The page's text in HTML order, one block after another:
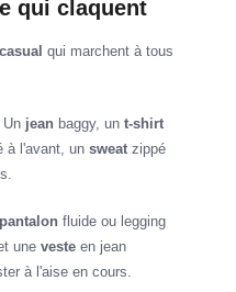
qui claquent
casual qui marchent à tous
Un jean baggy, un t-shirt
à l'avant, un sweat zippé
pantalon fluide ou legging
une veste en jean
à l'aise en cours.